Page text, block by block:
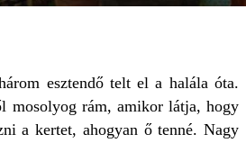
esztendő telt el a halála óta.
mosolyog rám, amikor látja, hogy
a kertet, ahogyan ő tenné. Nagy